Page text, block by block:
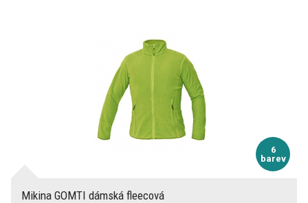
6
barev
Mikina GOMTI dámská fleecová